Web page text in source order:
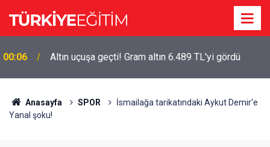
00:06 Altın uçuşa geçti! Gram altın 6.489 TL'yi gördü
Anasayfa SPOR
İsmailağa tarikatındaki Aykut Demir'e
Yanal şoku!